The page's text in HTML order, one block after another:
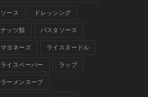
ソース ドレッシング
ナッツ類 パスタソース
マヨネーズ ライスヌードル
ライスペーパー ラップ
ラーメンスープ